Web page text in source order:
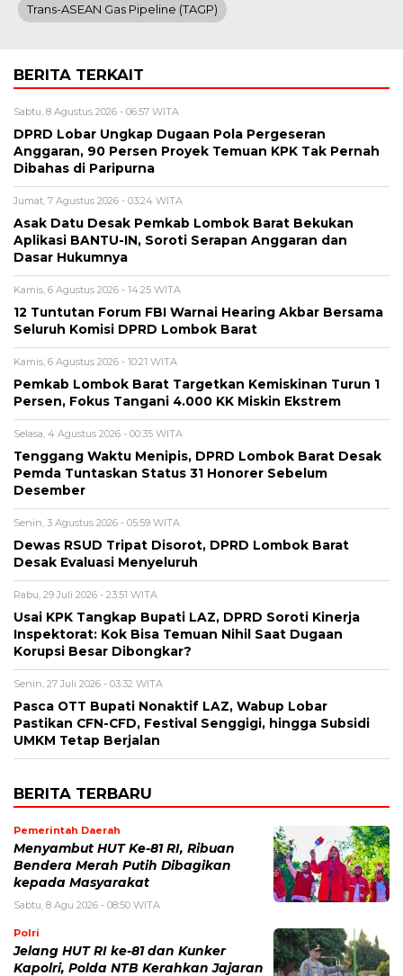
Trans-ASEAN Gas Pipeline (TAGP)
BERITA TERKAIT
Sabtu, 8 Agustus 2026 - 06:57 WITA
DPRD Lobar Ungkap Dugaan Pola Pergeseran
Anggaran, 90 Persen Proyek Temuan KPK Tak Pernah
Dibahas di Paripurna
Jumat, 7 Agustus 2026 - 03:24 WITA
Asak Datu Desak Pemkab Lombok Barat Bekukan
Aplikasi BANTU-IN, Soroti Serapan Anggaran dan
Dasar Hukumnya
Kamis, 6 Agustus 2026 - 14:25 WITA
12 Tuntutan Forum FBI Warnai Hearing Akbar Bersama
Seluruh Komisi DPRD Lombok Barat
Kamis, 6 Agustus 2026 - 10:21 WITA
Pemkab Lombok Barat Targetkan Kemiskinan Turun 1
Persen, Fokus Tangani 4.000 KK Miskin Ekstrem
Selasa, 4 Agustus 2026 - 00:35 WITA
Tenggang Waktu Menipis, DPRD Lombok Barat Desak
Pemda Tuntaskan Status 31 Honorer Sebelum
Desember
Senin, 3 Agustus 2026 - 05:59 WITA
Dewas RSUD Tripat Disorot, DPRD Lombok Barat
Desak Evaluasi Menyeluruh
Rabu, 29 Juli 2026 - 23:51 WITA
Usai KPK Tangkap Bupati LAZ, DPRD Soroti Kinerja
Inspektorat: Kok Bisa Temuan Nihil Saat Dugaan
Korupsi Besar Dibongkar?
Senin, 27 Juli 2026 - 03:32 WITA
Pasca OTT Bupati Nonaktif LAZ, Wabup Lobar
Pastikan CFN-CFD, Festival Senggigi, hingga Subsidi
UMKM Tetap Berjalan
BERITA TERBARU
Pemerintah Daerah
Menyambut HUT Ke-81 RI, Ribuan
Bendera Merah Putih Dibagikan
kepada Masyarakat
Sabtu, 8 Agu 2026 - 08:50 WITA
Polri
Jelang HUT RI ke-81 dan Kunker
Kapolri, Polda NTB Kerahkan Jajaran